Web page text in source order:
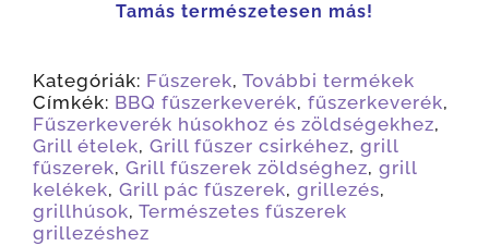
Tamás természetesen más!
Kategóriák: Fűszerek, További termékek
Címkék: BBQ fűszerkeverék, fűszerkeverék,
Fűszerkeverék húsokhoz és zöldségekhez,
Grill ételek, Grill fűszer csirkéhez, grill
fűszerek, Grill fűszerek zöldséghez, grill
kelékek, Grill pác fűszerek, grillezés,
grillhúsok, Természetes fűszerek
grillezéshez